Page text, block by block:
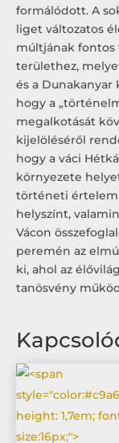
formálódott. A
liget változatos
múltjának
területhez,
és a
hogy a
megalkotását
kijelöléséről
hogy a váci
környezete
történeti
helyszínt,
Vácon
peremén az
ki, ahol az
tanösvény